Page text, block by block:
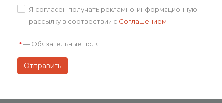
(распития) алкогольной продукции. Все материалы, размещённые
на сайте https://happypartner.ru/, носят информационный характер
Комплектация подарка может отличаться от изображения.
Оставайтесь на связи
Я согласен получать рекламно-информационную
рассылку в соотвествии с Соглашением
* — Обязательные поля